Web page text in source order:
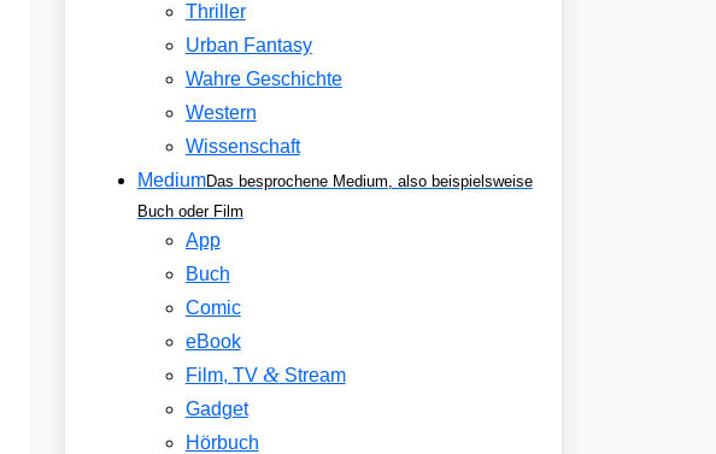
Thriller
Urban Fantasy
Wahre Geschichte
Western
Wissenschaft
MediumDas besprochene Medium, also beispielsweise
Buch oder Film
App
Buch
Comic
eBook
Film, TV &Stream
Gadget
Hörbuch